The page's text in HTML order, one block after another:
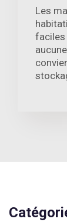
Les
faciles